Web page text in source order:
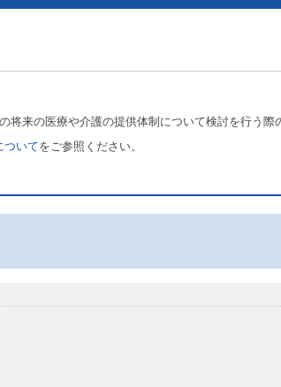
来の医療や介護の提供体制について検討を行う
ついてをご参照ください。